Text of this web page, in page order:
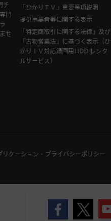
チ
門
せ
「ひかりＴＶ」重要事項説明
提供事業者等に関する表示
「特定商取引に関する法律」及び
「古物営業法」に基づく表示（ひ
かりＴＶ対応録画用HDD レンタ
ルサービス）
リケーション・プライバシーポリシー